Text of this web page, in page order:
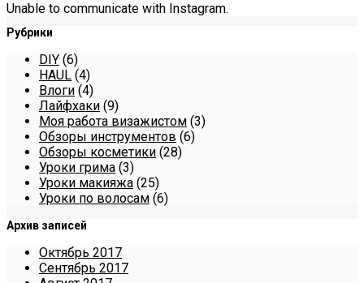
Unable to communicate with Instagram.
Рубрики
DIY (6)
HAUL (4)
Влоги (4)
Лайфхаки (9)
Моя работа визажистом (3)
Обзоры инструментов (6)
Обзоры косметики (28)
Уроки грима (3)
Уроки макияжа (25)
Уроки по волосам (6)
Архив записей
Октябрь 2017
Сентябрь 2017